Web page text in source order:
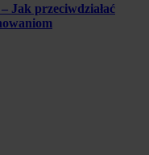
Jak przeciwdziałać